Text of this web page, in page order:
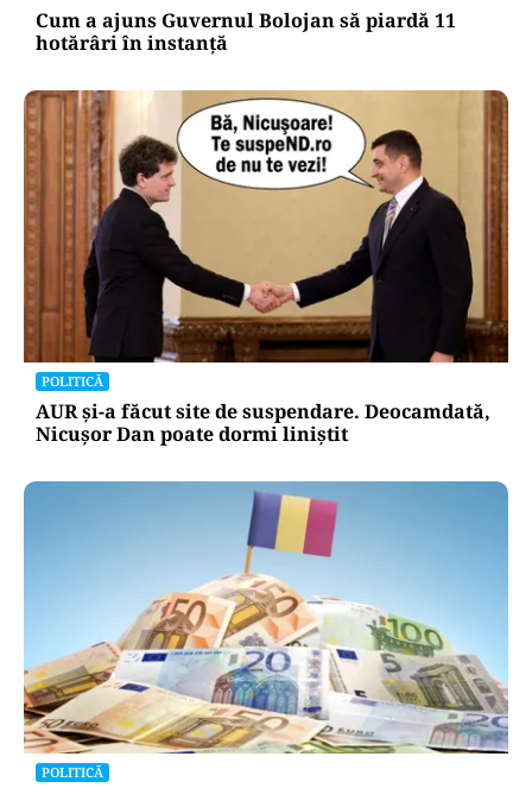
Cum a ajuns Guvernul Bolojan să piardă 11
hotărâri în instanță
POLITICĂ
AUR și-a făcut site de suspendare. Deocamdată,
Nicușor Dan poate dormi liniștit
POLITICĂ